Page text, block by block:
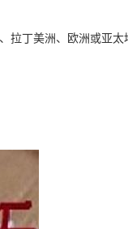
丁美洲、欧洲或亚太